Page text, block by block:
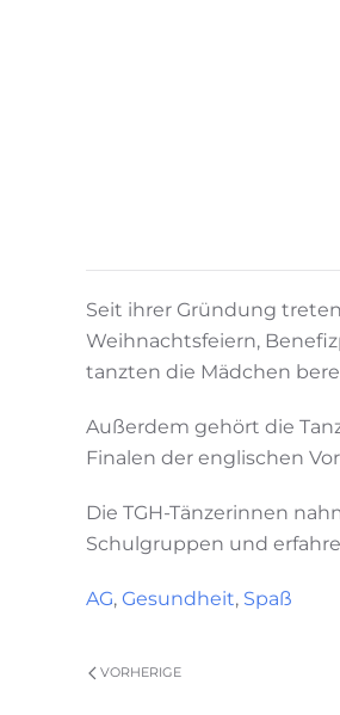
Seit ihrer Gründung
Weihnachtsfeiern,
tanzten die Mädchen
Außerdem gehört die
Finalen der englischen
Die TGH-Tänzerinnen
Schulgruppen und
AG, Gesundheit, Spaß
VORHERIGE